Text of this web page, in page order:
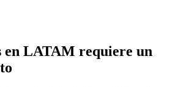
en LATAM requiere un